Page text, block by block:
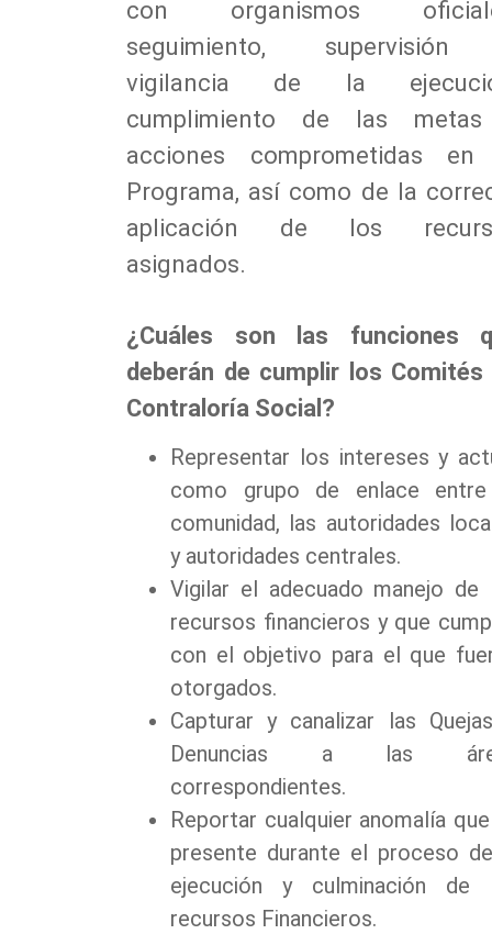
con organismos
seguimiento,
vigilancia de la
cumplimiento de las
acciones comprometidas
Programa, así como de la
aplicación de los
asignados.
¿Cuáles son las funciones
deberán de cumplir los Comités
Contraloría Social?
Representar los intereses y
como grupo de enlace
comunidad, las autoridades
y autoridades centrales.
Vigilar el adecuado manejo de
recursos financieros y que
con el objetivo para el que
otorgados.
Capturar y canalizar las
Denuncias a las
correspondientes.
Reportar cualquier anomalía
presente durante el proceso
ejecución y culminación de
recursos Financieros.